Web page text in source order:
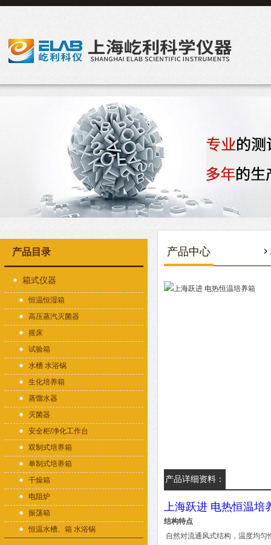
产品目录
箱式仪器
恒温恒湿箱
高压蒸汽灭菌器
摇床
试验箱
水槽 水浴锅
生化培养箱
蒸馏水器
灭菌器
安全柜/净化工作台
双制式培养箱
单制式培养箱
干燥箱
电阻炉
振荡箱
恒温水槽、箱 水浴锅
产品中心
产品详细资料：
上海跃进 电热恒温培
结构特点
自然对流通风式结构，温度均匀